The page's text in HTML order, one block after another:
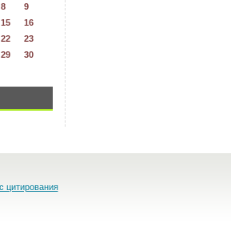
8 9
15 16
22 23
29 30